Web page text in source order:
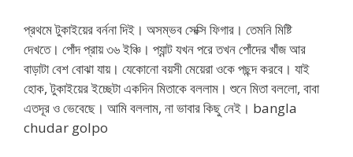
প্রথমে টুকাইয়ের বর্ননা দিই। অসম্ভব সেক্সি ফিগার। তেমনি মিষ্টি
দেখতে। পোঁদ প্রায় ৩৬ ইঞ্চি। প্যান্ট যখন পরে তখন পোঁদের খাঁজ আর
বাড়াটা বেশ বোঝা যায়। যেকোনো বয়সী মেয়েরা ওকে পছন্দ করবে। যাই
হোক, টুকাইয়ের ইচ্ছেটা একদিন মিতাকে বললাম। শুনে মিতা বললো, বাবা
এতদূর ও ভেবেছে। আমি বললাম, না ভাবার কিছু নেই। bangla
chudar golpo